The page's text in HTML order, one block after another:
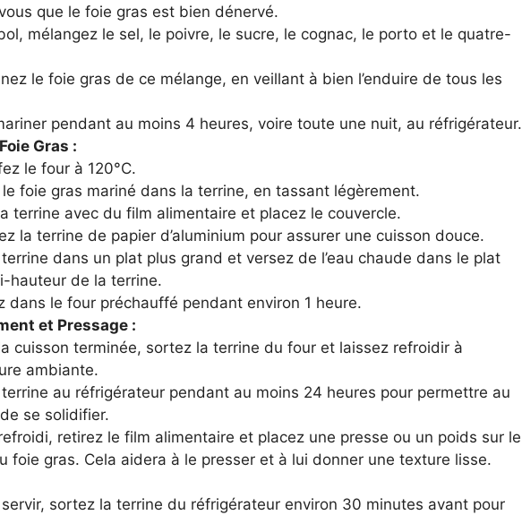
que le foie gras est bien dénervé.
mélangez le sel, le poivre, le sucre, le cognac, le porto et le quatre-
le foie gras de ce mélange, en veillant à bien l’enduire de tous les
pendant au moins 4 heures, voire toute une nuit, au réfrigérateur.
Gras :
le four à 120°C.
le foie gras mariné dans la terrine, en tassant légèrement.
terrine avec du film alimentaire et placez le couvercle.
la terrine de papier d’aluminium pour assurer une cuisson douce.
dans un plat plus grand et versez de l’eau chaude dans le plat
hauteur de la terrine.
dans le four préchauffé pendant environ 1 heure.
et Pressage :
cuisson terminée, sortez la terrine du four et laissez refroidir à
ambiante.
au réfrigérateur pendant au moins 24 heures pour permettre au
se solidifier.
retirez le film alimentaire et placez une presse ou un poids sur le
foie gras. Cela aidera à le presser et à lui donner une texture lisse.
sortez la terrine du réfrigérateur environ 30 minutes avant pour